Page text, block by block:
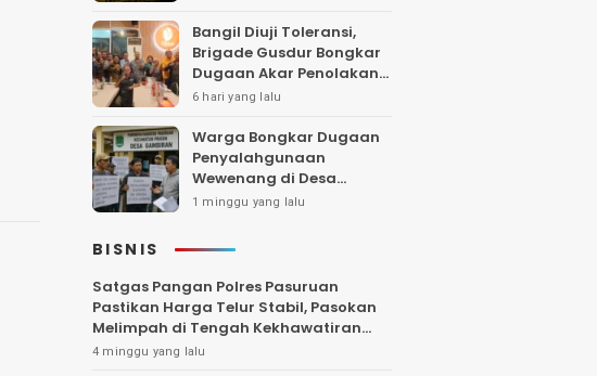
Bangil Diuji Toleransi,
Brigade Gusdur Bongkar
Dugaan Akar Penolakan
Tempat Ibadah
6 hari yang lalu
Warga Bongkar Dugaan
Penyalahgunaan
Wewenang di Desa
Gambiran, Isu Narkoba
1 minggu yang lalu
BISNIS
Satgas Pangan Polres Pasuruan
Pastikan Harga Telur Stabil, Pasokan
Melimpah di Tengah Kekhawatiran
Fluktuasi
4 minggu yang lalu